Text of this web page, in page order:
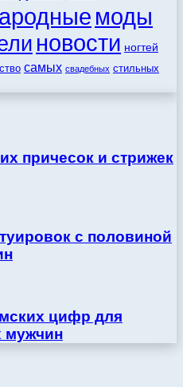
моды
новости ногтей
самых свадебных стильных
причесок и стрижек
с половиной
цифр для
мужчин